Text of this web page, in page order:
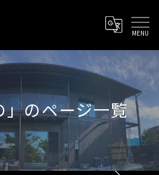
」のページ一覧